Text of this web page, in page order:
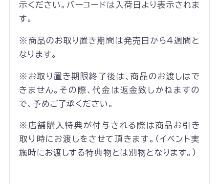
示ください。バーコードは入荷日より表示されま
す。
※商品のお取り置き期間は発売日から4週間と
なります。
※お取り置き期限終了後は、商品のお渡しはで
きません。その際、代金は返金致しかねますの
で、予めご了承ください。
※店舗購入特典が付与される際は商品お引き
取り時にお渡しをさせて頂きます。（イベント実
施時にお渡しする特典物とは別物となります。）